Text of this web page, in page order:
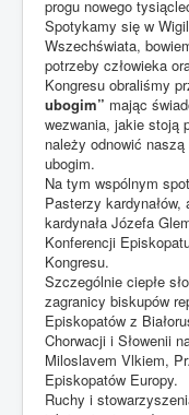
progu nowego
Spotykamy się w
Wszechświata,
potrzeby człowieka
Kongresu obraliśmy
ubogim” mając
wezwania, jakie stoją
należy odnowić
ubogim.
Na tym wspólnym
Pasterzy
kardynała Józefa
Konferencji
Kongresu.
Szczególnie ciepłe
zagranicy biskupów
Episkopatów z
Chorwacji i Słowenii
Miloslavem Vlkiem,
Episkopatów Europy.
Ruchy i